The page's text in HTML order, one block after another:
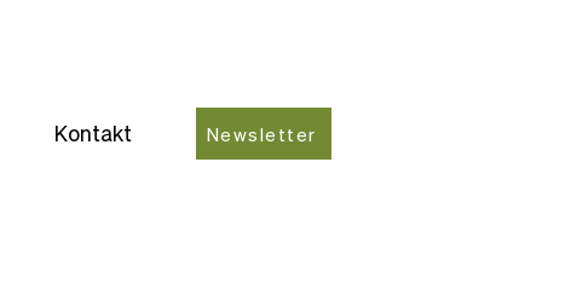
Kontakt Newsletter